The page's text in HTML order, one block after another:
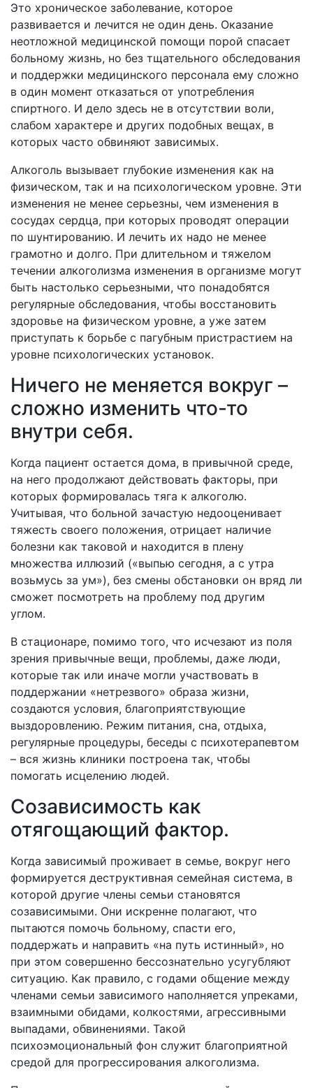
Это хроническое заболевание, которое
развивается и лечится не один день. Оказание
неотложной медицинской помощи порой спасает
больному жизнь, но без тщательного обследования
и поддержки медицинского персонала ему сложно
в один момент отказаться от употребления
спиртного. И дело здесь не в отсутствии воли,
слабом характере и других подобных вещах, в
которых часто обвиняют зависимых.
Алкоголь вызывает глубокие изменения как на
физическом, так и на психологическом уровне. Эти
изменения не менее серьезны, чем изменения в
сосудах сердца, при которых проводят операции
по шунтированию. И лечить их надо не менее
грамотно и долго. При длительном и тяжелом
течении алкоголизма изменения в организме могут
быть настолько серьезными, что понадобятся
регулярные обследования, чтобы восстановить
здоровье на физическом уровне, а уже затем
приступать к борьбе с пагубным пристрастием на
уровне психологических установок.
Ничего не меняется вокруг –
сложно изменить что-то
внутри себя.
Когда пациент остается дома, в привычной среде,
на него продолжают действовать факторы, при
которых формировалась тяга к алкоголю.
Учитывая, что больной зачастую недооценивает
тяжесть своего положения, отрицает наличие
болезни как таковой и находится в плену
множества иллюзий («выпью сегодня, а с утра
возьмусь за ум»), без смены обстановки он вряд ли
сможет посмотреть на проблему под другим
углом.
В стационаре, помимо того, что исчезают из поля
зрения привычные вещи, проблемы, даже люди,
которые так или иначе могли участвовать в
поддержании «нетрезвого» образа жизни,
создаются условия, благоприятствующие
выздоровлению. Режим питания, сна, отдыха,
регулярные процедуры, беседы с психотерапевтом
– вся жизнь клиники построена так, чтобы
помогать исцелению людей.
Созависимость как
отягощающий фактор.
Когда зависимый проживает в семье, вокруг него
формируется деструктивная семейная система, в
которой другие члены семьи становятся
созависимыми. Они искренне полагают, что
пытаются помочь больному, спасти его,
поддержать и направить «на путь истинный», но
при этом совершенно бессознательно усугубляют
ситуацию. Как правило, с годами общение между
членами семьи зависимого наполняется упреками,
взаимными обидами, колкостями, агрессивными
выпадами, обвинениями. Такой
психоэмоциональный фон служит благоприятной
средой для прогрессирования алкоголизма.